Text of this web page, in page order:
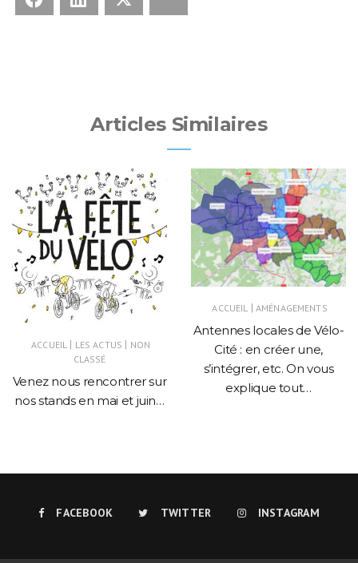
Articles Similaires
ACCUEIL | LES ACTUS | NON
CLASSÉ
Venez nous rencontrer sur
nos stands en mai et juin…
ACCUEIL | AMÉNAGEMENTS
Antennes locales de Vélo-
Cité : en créer une,
s’intégrer, etc. On vous
explique tout…
FACEBOOK TWITTER INSTAGRAM